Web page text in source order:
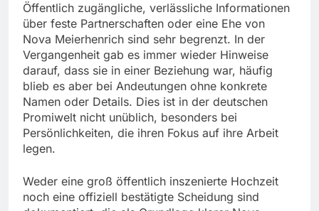
Öffentlich zugängliche, verlässliche Informationen
über feste Partnerschaften oder eine Ehe von
Nova Meierhenrich sind sehr begrenzt. In der
Vergangenheit gab es immer wieder Hinweise
darauf, dass sie in einer Beziehung war, häufig
blieb es aber bei Andeutungen ohne konkrete
Namen oder Details. Dies ist in der deutschen
Promiwelt nicht unüblich, besonders bei
Persönlichkeiten, die ihren Fokus auf ihre Arbeit
legen.
Weder eine groß öffentlich inszenierte Hochzeit
noch eine offiziell bestätigte Scheidung sind